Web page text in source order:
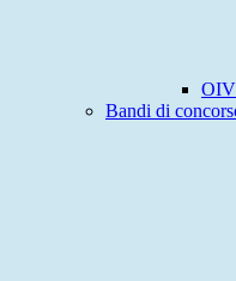
OIV
Bandi di